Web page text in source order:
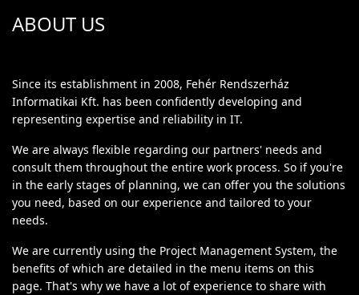
ABOUT US
Since its establishment in 2008, Fehér Rendszerház
Informatikai Kft. has been confidently developing and
representing expertise and reliability in IT.
We are always flexible regarding our partners' needs and
consult them throughout the entire work process. So if you're
in the early stages of planning, we can offer you the solutions
you need, based on our experience and tailored to your
needs.
We are currently using the Project Management System, the
benefits of which are detailed in the menu items on this
page. That's why we have a lot of experience to share with